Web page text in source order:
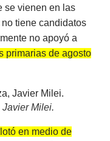
se vienen en las
tiene candidatos
no apoyó a
primarias de agosto
Javier Milei.
en medio de